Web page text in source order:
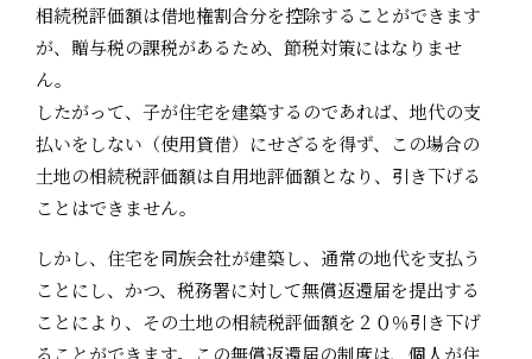
相続税評価額は借地権割合分を控除することができます
が、贈与税の課税があるため、節税対策にはなりませ
ん。
したがって、子が住宅を建築するのであれば、地代の支
払いをしない（使用貸借）にせざるを得ず、この場合の
土地の相続税評価額は自用地評価額となり、引き下げる
ことはできません。
しかし、住宅を同族会社が建築し、通常の地代を支払う
ことにし、かつ、税務署に対して無償返還届を提出する
ことにより、その土地の相続税評価額を２０％引き下げ
ることができます。この無償返還届の制度は、個人が住